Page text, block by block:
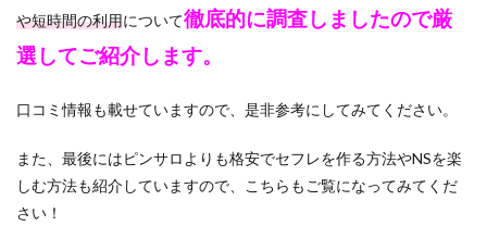
や短時間の利用について徹底的に調査しましたので厳
選してご紹介します。
口コミ情報も載せていますので、是非参考にしてみてください。
また、最後にはピンサロよりも格安でセフレを作る方法やNSを楽
しむ方法も紹介していますので、こちらもご覧になってみてくだ
さい！